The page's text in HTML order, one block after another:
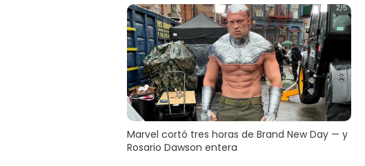
Marvel cortó tres horas de Brand New Day — y
Rosario Dawson entera